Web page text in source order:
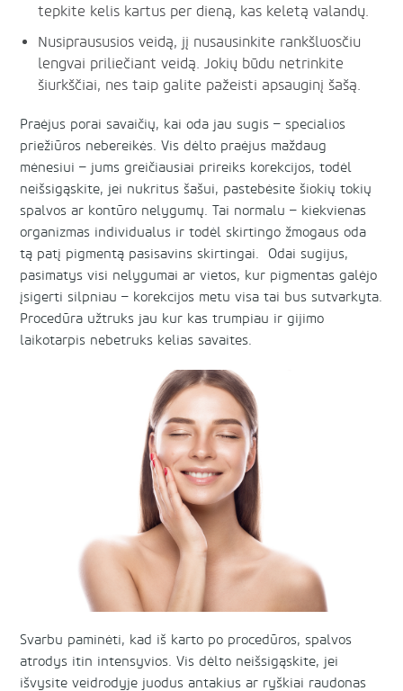
tepkite kelis kartus per dieną, kas keletą valandų.
Nusipraususios veidą, jį nusausinkite rankšluosčiu
lengvai priliečiant veidą. Jokių būdu netrinkite
šiurkščiai, nes taip galite pažeisti apsauginį šašą.
Praėjus porai savaičių, kai oda jau sugis – specialios
priežiūros nebereikės. Vis dėlto praėjus maždaug
mėnesiui – jums greičiausiai prireiks korekcijos, todėl
neišsigąskite, jei nukritus šašui, pastebėsite šiokių tokių
spalvos ar kontūro nelygumų. Tai normalu – kiekvienas
organizmas individualus ir todėl skirtingo žmogaus oda
tą patį pigmentą pasisavins skirtingai. Odai sugijus,
pasimatys visi nelygumai ar vietos, kur pigmentas galėjo
įsigerti silpniau – korekcijos metu visa tai bus sutvarkyta.
Procedūra užtruks jau kur kas trumpiau ir gijimo
laikotarpis nebetruks kelias savaites.
Svarbu paminėti, kad iš karto po procedūros, spalvos
atrodys itin intensyvios. Vis dėlto neišsigąskite, jei
išvysite veidrodyje juodus antakius ar ryškiai raudonas